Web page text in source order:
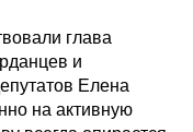
глава
и
Елена
на активную